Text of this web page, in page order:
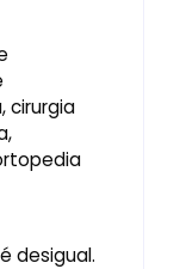
cirurgia
desigual.